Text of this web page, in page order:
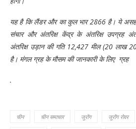
यह है कि लैंडर और का कुल भार 2866 है। ये
संचार और अंतरिक्ष केंद्र के अंतरिक्ष उपग्रह
अंतरिक्ष उड़ान की गति 12,427 मील (20 लाख
है। मंगल ग्रह के मौसम की जानकारी के लिए ️ ग्रह️️️️️
.
चीन चीन समाचार जुरोंग जुरोंग रोवर